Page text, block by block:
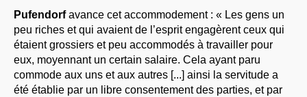
Pufendorfavance cet accommodement : « Les gens un
peu riches et qui avaient de l’esprit engagèrent ceux qui
étaient grossiers et peu accommodés à travailler pour
eux, moyennant un certain salaire. Cela ayant paru
commode aux uns et aux autres [...] ainsi la servitude a
été établie par un libre consentement des parties, et par